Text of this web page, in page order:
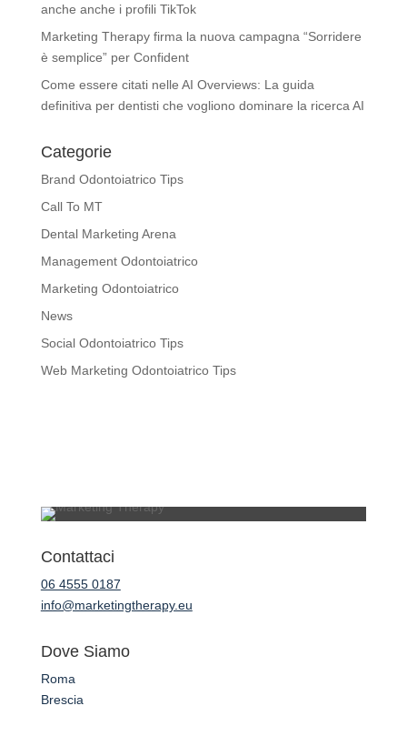
anche anche i profili TikTok
Marketing Therapy firma la nuova campagna “Sorridere
è semplice” per Confident
Come essere citati nelle AI Overviews: La guida
definitiva per dentisti che vogliono dominare la ricerca AI
Categorie
Brand Odontoiatrico Tips
Call To MT
Dental Marketing Arena
Management Odontoiatrico
Marketing Odontoiatrico
News
Social Odontoiatrico Tips
Web Marketing Odontoiatrico Tips
Contattaci
06 4555 0187
info@marketingtherapy.eu
Dove Siamo
Roma
Brescia